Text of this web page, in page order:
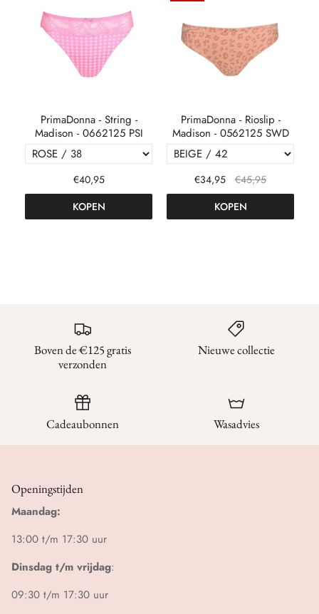
PrimaDonna - String -
Madison - 0662125 PSI
€40,95
KOPEN
PrimaDonna - Rioslip -
Madison - 0562125 SWD
€34,95
€45,95
KOPEN
Boven de €125 gratis
verzonden
Nieuwe collectie
Cadeaubonnen Wasadvies
Openingstijden
Maandag:
13:00 t/m 17:30 uur
Dinsdag t/m vrijdag:
09:30 t/m 17:30 uur